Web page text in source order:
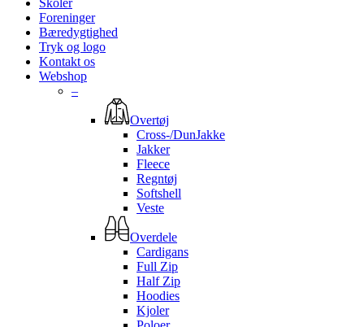
Skoler
Foreninger
Bæredygtighed
Tryk og logo
Kontakt os
Webshop
–
Overtøj
Cross-/DunJakke
Jakker
Fleece
Regntøj
Softshell
Veste
Overdele
Cardigans
Full Zip
Half Zip
Hoodies
Kjoler